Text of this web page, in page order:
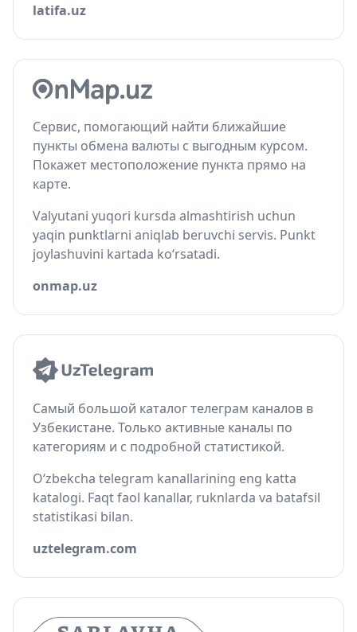
latifa.uz
Сервис, помогающий найти ближайшие
пункты обмена валюты с выгодным курсом.
Покажет местоположение пункта прямо на
карте.
Valyutani yuqori kursda almashtirish uchun
yaqin punktlarni aniqlab beruvchi servis. Punkt
joylashuvini kartada ko‘rsatadi.
onmap.uz
Самый большой каталог телеграм каналов в
Узбекистане. Только активные каналы по
категориям и с подробной статистикой.
O‘zbekcha telegram kanallarining eng katta
katalogi. Faqt faol kanallar, ruknlarda va batafsil
statistikasi bilan.
uztelegram.com